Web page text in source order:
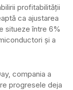
profitabilității
ca ajustarea
situeze între 6%
și a
compania a
progresele deja